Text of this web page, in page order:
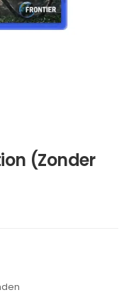
(Zonder